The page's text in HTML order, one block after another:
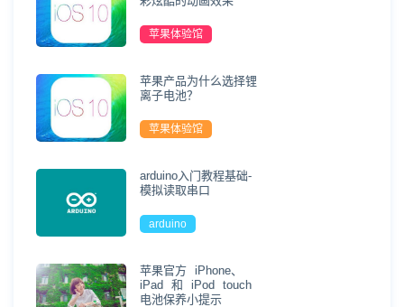
苹果体验馆
苹果产品为什么选择锂
离子电池？
苹果体验馆
arduino入门教程基础-
模拟读取串口
arduino
苹果官方 iPhone、
iPad 和 iPod touch
电池保养小提示